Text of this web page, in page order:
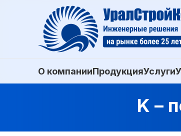
О компанииПродукцияУслуги
K –